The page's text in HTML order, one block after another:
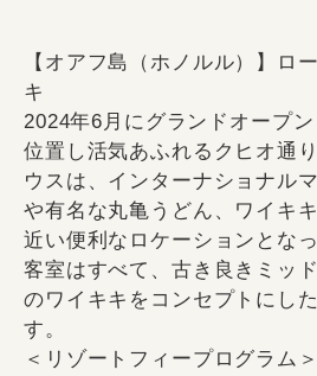
【オアフ島（ホノルル）】ロ
キ
2024年6月にグランドオープ
位置し活気あふれるクヒオ通
ウスは、インターナショナル
や有名な丸亀うどん、ワイキ
近い便利なロケーションとな
客室はすべて、古き良きミッ
のワイキキをコンセプトにし
す。
＜リゾートフィープログラム＞